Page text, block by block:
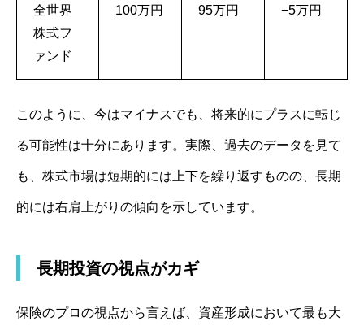
全世界
株式フ
ァンド
100万円 95万円 −5万円
このように、今はマイナスでも、将来的にプラスに転じ
る可能性は十分にあります。実際、過去のデータを見て
も、株式市場は短期的には上下を繰り返すものの、長期
的には右肩上がりの傾向を示しています。
長期投資の視点がカギ
保険のプロの視点から言えば、資産形成において最も大